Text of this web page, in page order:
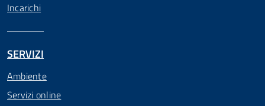
Incarichi
SERVIZI
Ambiente
Servizi online